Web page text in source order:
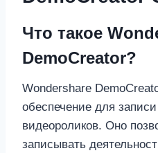
Что такое
DemoCreator?
Wondershare
обеспечение для
видеороликов. Оно
записывать